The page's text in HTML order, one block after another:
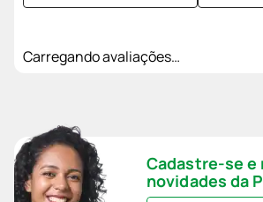
Carregando avaliações…
Cadastre-se e
novidades da